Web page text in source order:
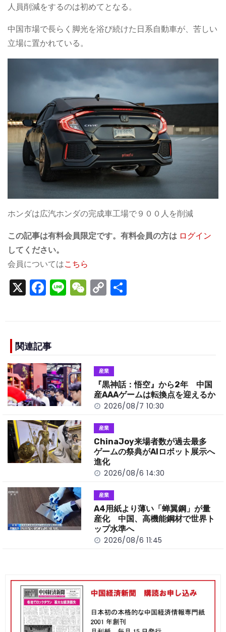
人員削減をするのは初めてとなる。
中国市場で長らく脚光を浴び続けた日系自動車が、苦しい
立場に置かれている。
ホンダは広汽ホンダの完成車工場で９００人を削減
この記事は有料会員限定です。有料会員の方は ログイン
してください。
会員についてはこちら
X F
a
e
b
o
o
k
Li
n
W
e
C
o
n
k
関連記事
産業
『黒神話：悟空』から2年 中国
産AAAゲームは転換点を迎えるか
2026/08/7 10:30
産業
ChinaJoy来場者数が過去最多
ゲームの祭典がAIロボット展示へ
進化
2026/08/6 14:30
産業
A4用紙より薄い「蝉翼鋼」が量
産化 中国、高機能鋼材で世界ト
ップ水準へ
2026/08/6 11:45